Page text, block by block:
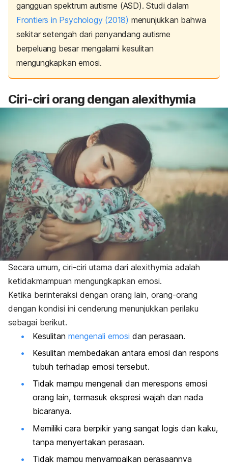
gangguan spektrum autisme (ASD). Studi dalam
Frontiers in Psychology(2018) menunjukkan bahwa
sekitar setengah dari penyandang autisme
berpeluang besar mengalami kesulitan
mengungkapkan emosi.
Ciri-ciri orang dengan alexithymia
Secara umum, ciri-ciri utama dari alexithymia adalah
ketidakmampuan mengungkapkan emosi.
Ketika berinteraksi dengan orang lain, orang-orang
dengan kondisi ini cenderung menunjukkan perilaku
sebagai berikut.
Kesulitan mengenali emosi dan perasaan.
Kesulitan membedakan antara emosi dan respons
tubuh terhadap emosi tersebut.
Tidak mampu mengenali dan merespons emosi
orang lain, termasuk ekspresi wajah dan nada
bicaranya.
Memiliki cara berpikir yang sangat logis dan kaku,
tanpa menyertakan perasaan.
Tidak mampu menyampaikan perasaannya